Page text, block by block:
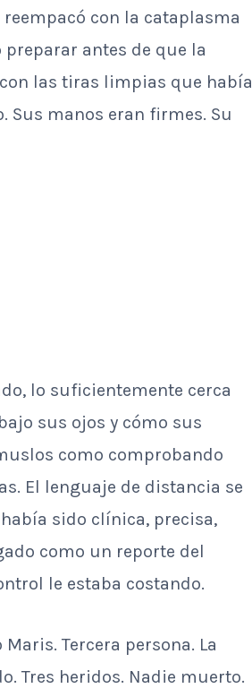
con la cataplasma
antes de que la
las tiras limpias que había
Sus manos eran firmes. Su
lo suficientemente cerca
sus ojos y cómo sus
como comprobando
El lenguaje de distancia se
sido clínica, precisa,
como un reporte del
le estaba costando.
Tercera persona. La
Tres heridos. Nadie muerto.